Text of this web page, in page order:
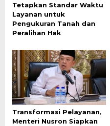
Tetapkan Standar Waktu
Layanan untuk
Pengukuran Tanah dan
Peralihan Hak
Transformasi Pelayanan,
Menteri Nusron Siapkan